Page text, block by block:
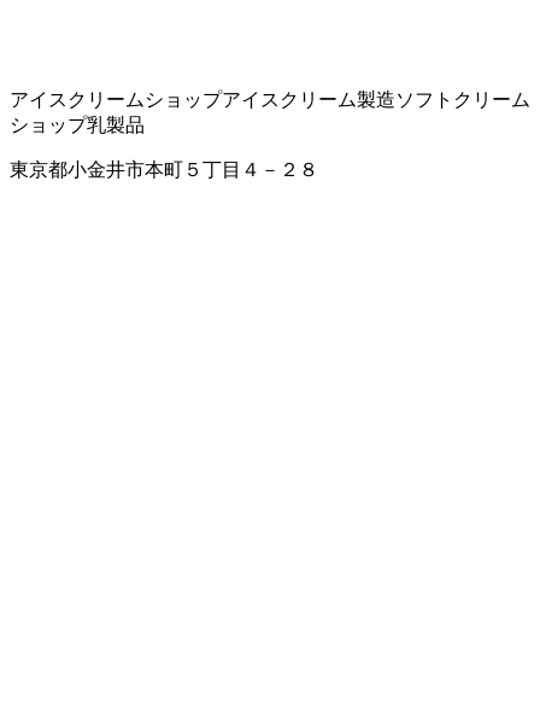
アイスクリームショップアイスクリーム製造ソフトクリーム
ショップ乳製品
東京都小金井市本町５丁目４－２８